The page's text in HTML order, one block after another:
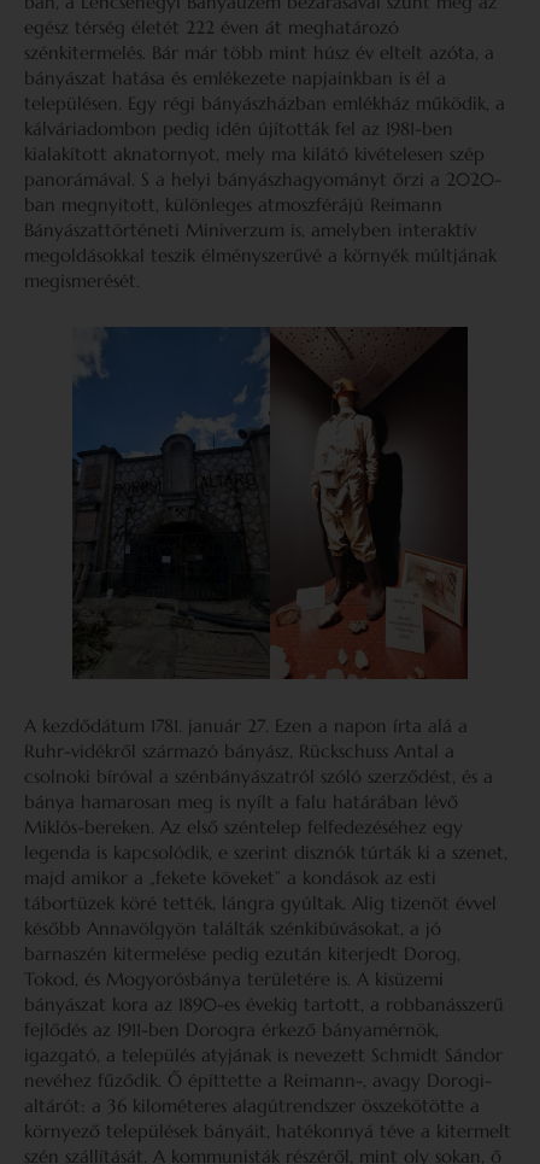
egész térség életét 222 éven át meghatározó
szénkitermelés. Bár már több mint húsz év eltelt azóta, a
bányászat hatása és emlékezete napjainkban is él a
településen. Egy régi bányászházban emlékház működik, a
kálváriadombon pedig idén újították fel az 1981-ben
kialakított aknatornyot, mely ma kilátó kivételesen szép
panorámával. S a helyi bányászhagyományt őrzi a 2020-
ban megnyitott, különleges atmoszférájú Reimann
Bányászattörténeti Miniverzum is, amelyben interaktív
megoldásokkal teszik élményszerűvé a környék múltjának
megismerését.
A kezdődátum 1781. január 27. Ezen a napon írta alá a
Ruhr-vidékről származó bányász, Rückschuss Antal a
csolnoki bíróval a szénbányászatról szóló szerződést, és a
bánya hamarosan meg is nyílt a falu határában lévő
Miklós-bereken. Az első széntelep felfedezéséhez egy
legenda is kapcsolódik, e szerint disznók túrták ki a szenet,
majd amikor a „fekete köveket” a kondások az esti
tábortüzek köré tették, lángra gyúltak. Alig tizenöt évvel
később Annavölgyön találták szénkibúvásokat, a jó
barnaszén kitermelése pedig ezután kiterjedt Dorog,
Tokod, és Mogyorósbánya területére is. A kisüzemi
bányászat kora az 1890-es évekig tartott, a robbanásszerű
fejlődés az 1911-ben Dorogra érkező bányamérnök,
igazgató, a település atyjának is nevezett Schmidt Sándor
nevéhez fűződik. Ő építtette a Reimann-, avagy Dorogi-
altárót: a 36 kilométeres alagútrendszer összekötötte a
környező települések bányáit, hatékonnyá téve a kitermelt
szén szállítását. A kommunisták részéről, mint oly sokan, ő